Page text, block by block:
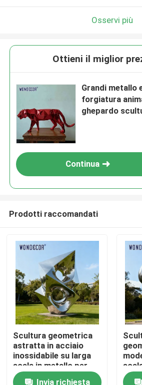
Casa
Prodotti
Chi siamo
Osservi più
Ottieni il miglior
Grandi metallo
forgiatura
ghepardo
Continua
Prodotti raccomandati
Scultura geometrica
astratta in acciaio
inossidabile su larga
scala in metallo per
parchi all&#39;aperto
Invia richiesta